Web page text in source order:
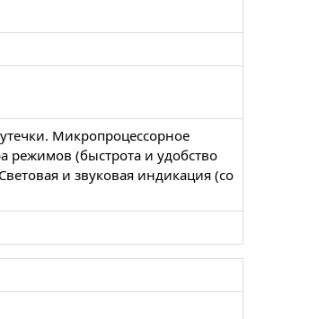
Микропроцессорное
режимов (быстрота и удобство
и звуковая индикация (со